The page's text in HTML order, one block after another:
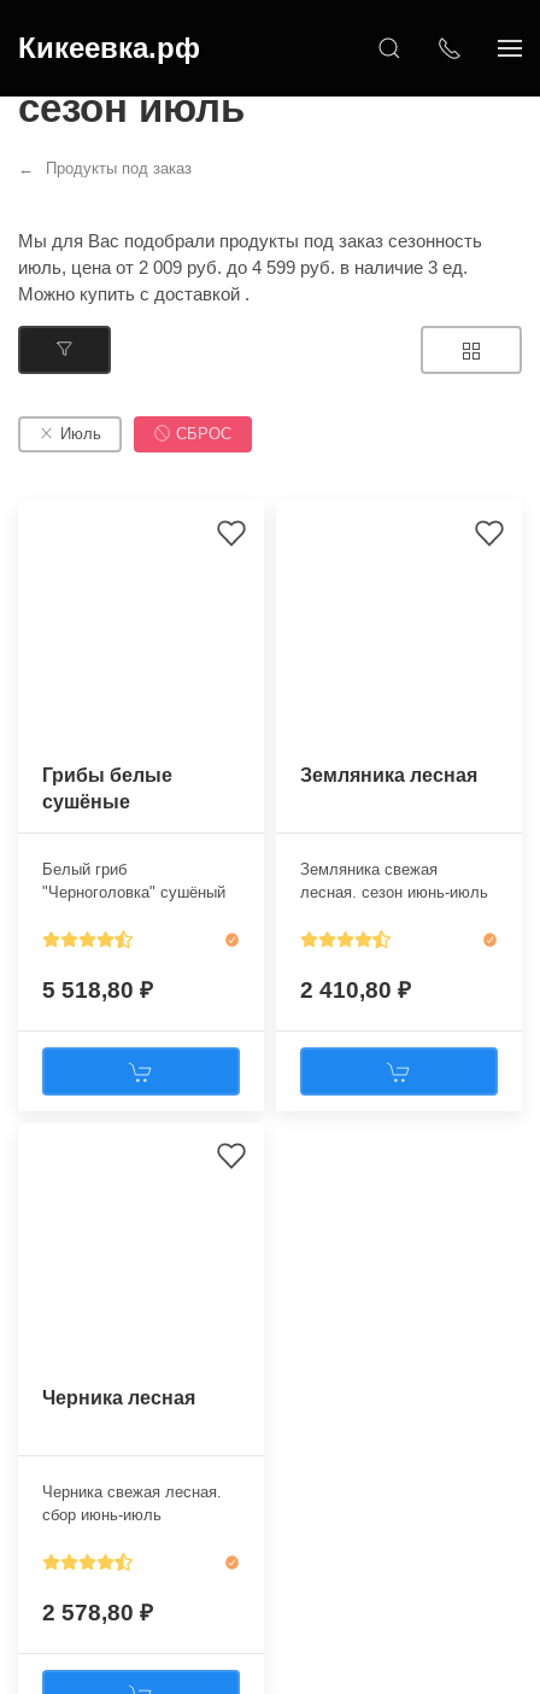
Кикеевка.рф
Продукты под заказ
сезон июль
Продукты под заказ
Мы для Вас подобрали продукты под заказ сезонность
июль, цена от 2 009 руб. до 4 599 руб. в наличие 3 ед.
Можно купить с доставкой .
Июль СБРОС
Грибы белые
сушёные
Белый гриб
"Черноголовка" сушёный
год
5 518,80
Земляника лесная
Земляника свежая
лесная. сезон июнь-июль
2 410,80
Черника лесная
Черника свежая лесная.
сбор июнь-июль
2 578,80